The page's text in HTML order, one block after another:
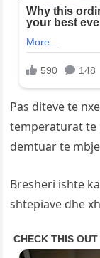
Pas diteve te
temperaturat te
demtuar te
Bresheri ishte
shtepiave dhe